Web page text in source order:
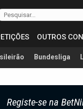
OUTROS
Bundesliga
Registe-se na